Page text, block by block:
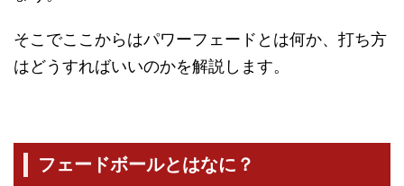
そこでここからはパワーフェードとは何か、打ち方
はどうすればいいのかを解説します。
フェードボールとはなに？